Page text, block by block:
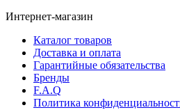
Интернет-магазин
Каталог товаров
Доставка и оплата
Гарантийные обязательства
Бренды
F.A.Q
Политика